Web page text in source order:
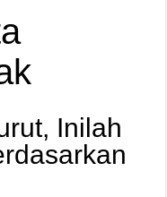
Inilah